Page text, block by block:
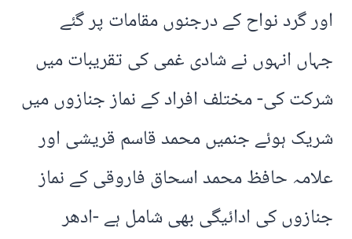
اور گرد نواح کے درجنوں مقامات پر گئے
جہاں انہوں نے شادی غمی کی تقریبات میں
شرکت کی- مختلف افراد کے نماز جنازوں میں
شریک ہوئے جنمیں محمد قاسم قریشی اور
علامہ حافظ محمد اسحاق فاروقی کے نماز
جنازوں کی ادائیگی بھی شامل ہے -ادھر